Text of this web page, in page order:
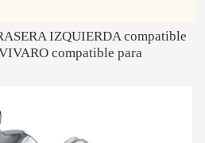
IZQUIERDA compatible
compatible para